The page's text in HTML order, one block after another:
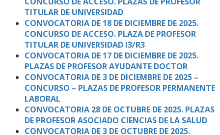
TITULAR DE UNIVERSIDAD
CONVOCATORIA DE 18 DE DICIEMBRE DE 2025.
CONCURSO DE ACCESO. PLAZA DE PROFESOR
TITULAR DE UNIVERSIDAD I3/R3
CONVOCATORIA DE 17 DE DICIEMBRE DE 2025.
PLAZAS DE PROFESOR AYUDANTE DOCTOR
CONVOCATORIA DE 3 DE DICIEMBRE DE 2025 –
CONCURSO – PLAZAS DE PROFESOR PERMANENTE
LABORAL
CONVOCATORIA 28 DE OCTUBRE DE 2025. PLAZAS
DE PROFESOR ASOCIADO CIENCIAS DE LA SALUD
CONVOCATORIA DE 3 DE OCTUBRE DE 2025.